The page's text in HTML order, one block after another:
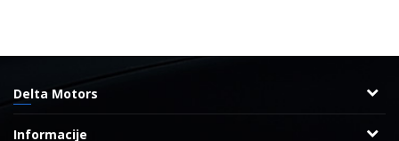
Delta Motors
Informacije